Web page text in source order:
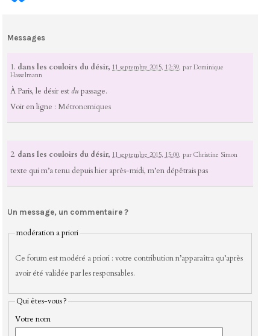
Messages
1. dans les couloirs du désir, 11 septembre 2015, 12:39,parDominique
Hasselmann
À Paris, le désir estdu passage.
Voir en ligne : Métronomiques
2. dans les couloirs du désir, 11 septembre 2015, 15:00,parChristine Simon
texte qui m’a tenu depuis hier après-midi, m’en dépêtrais pas
Un message, un commentaire ?
modération a priori
Ce forum est modéré a priori : votre contribution n’apparaîtra qu’après
avoir été validée par les responsables.
Qui êtes-vous ?
Votre nom